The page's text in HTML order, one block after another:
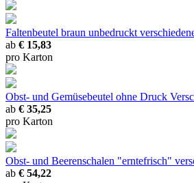
Faltenbeutel braun unbedruckt
ab € 15,83
pro Karton
Obst- und Gemüsebeutel ohne Druck
ab € 35,25
pro Karton
Obst- und Beerenschalen "erntefrisch"
ab € 54,22